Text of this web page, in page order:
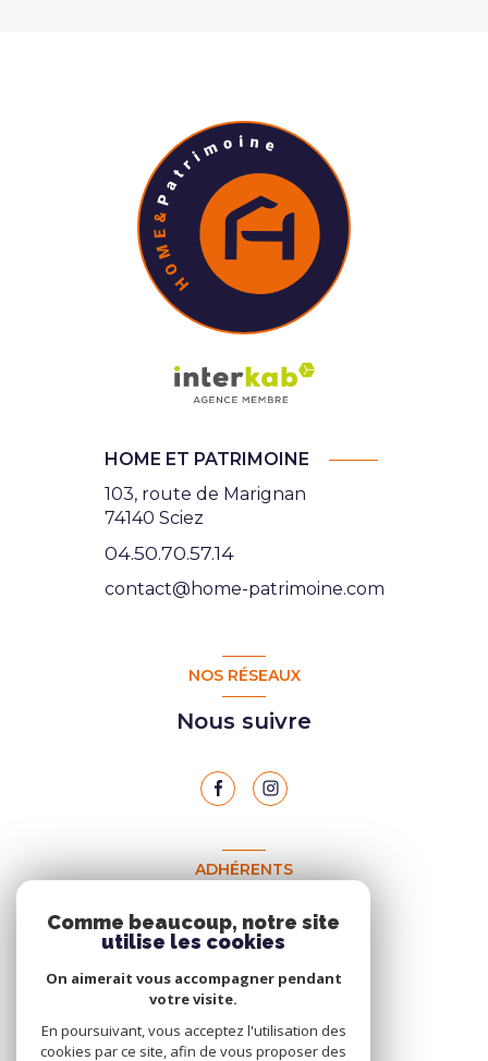
HOME ET PATRIMOINE
103, route de Marignan
74140 Sciez
04.50.70.57.14
contact@home-patrimoine.com
NOS RÉSEAUX
Nous suivre
ADHÉRENTS
Nous adhérons
Comme beaucoup, notre site
utilise les cookies
On aimerait vous accompagner pendant
votre visite.
En poursuivant, vous acceptez l'utilisation des
cookies par ce site, afin de vous proposer des